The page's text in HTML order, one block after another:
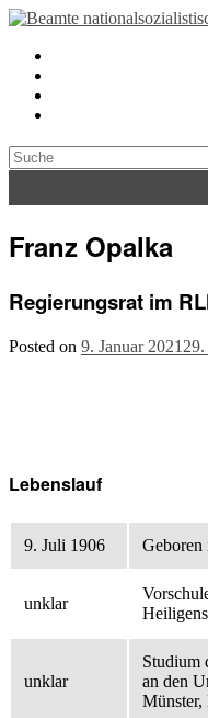
Franz Opalka
Regierungsrat im
Posted on 9. Januar 2021
Lebenslauf
9. Juli 1906
unklar
unklar
Studium
an den